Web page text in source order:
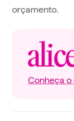
orçamento.
Conheça